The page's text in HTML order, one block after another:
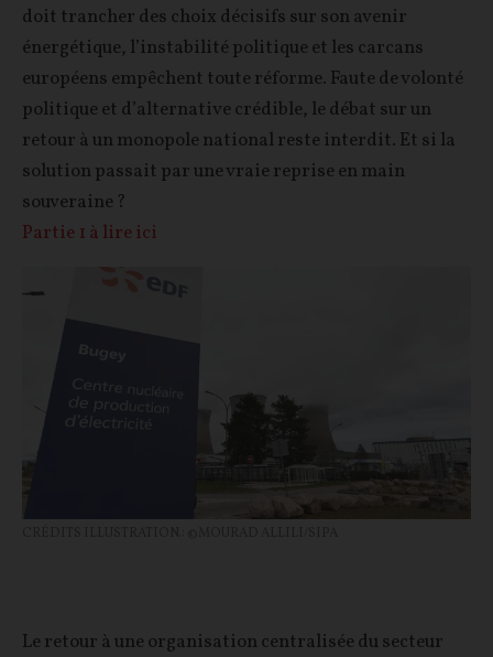
doit trancher des choix décisifs sur son avenir
énergétique, l’instabilité politique et les carcans
européens empêchent toute réforme. Faute de volonté
politique et d’alternative crédible, le débat sur un
retour à un monopole national reste interdit. Et si la
solution passait par une vraie reprise en main
souveraine ?
Partie 1 à lire ici
Le retour à une organisation centralisée du secteur